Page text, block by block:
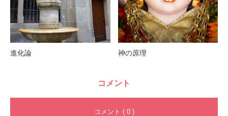
進化論 神の原理
コメント
コメント ( 0 )